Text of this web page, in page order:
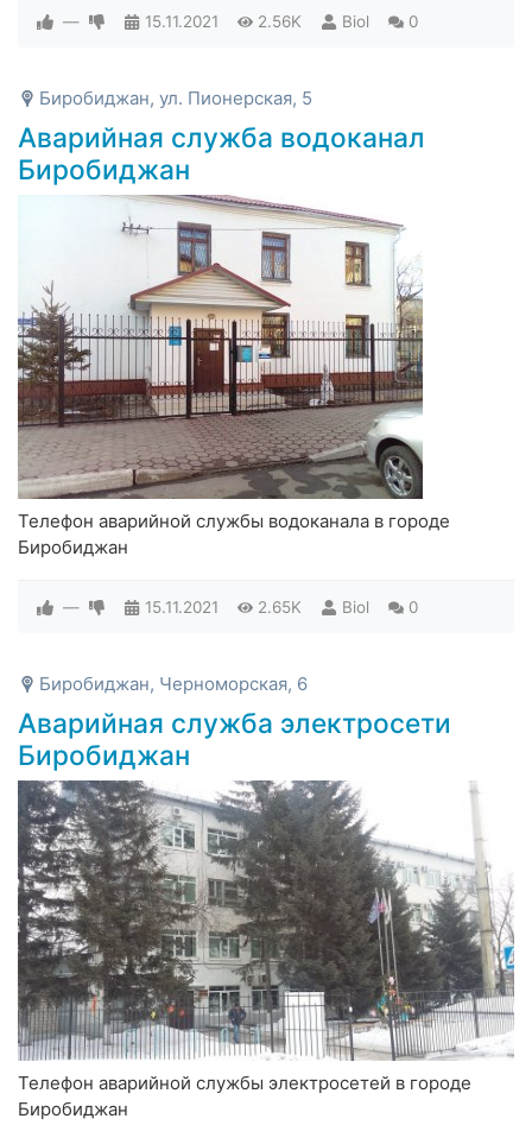
— 15.11.2021 2.56K Biol 0
Биробиджан, ул. Пионерская, 5
Аварийная служба водоканал
Биробиджан
Телефон аварийной службы водоканала в городе
Биробиджан
— 15.11.2021 2.65K Biol 0
Биробиджан, Черноморская, 6
Аварийная служба электросети
Биробиджан
Телефон аварийной службы электросетей в городе
Биробиджан